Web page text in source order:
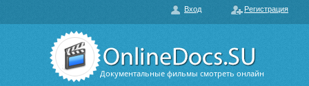
Документальные фильмы смотреть онлайн
О нас
Вход Регистрация
ПОПУЛЯРНЫЕ